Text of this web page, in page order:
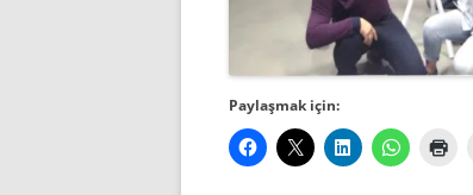
Paylaşmak için: